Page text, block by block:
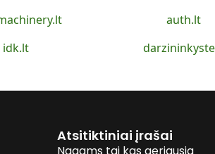
auth.lt
idk.lt
Atsitiktiniai įrašai